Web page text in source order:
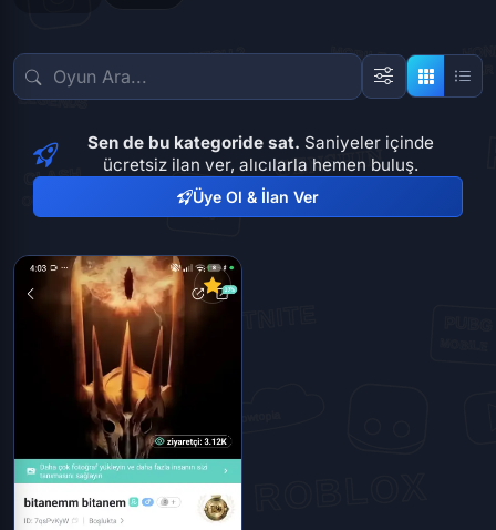
Sen de bu kategoride sat. Saniyeler içinde
ücretsiz ilan ver, alıcılarla hemen buluş.
Üye Ol & İlan Ver